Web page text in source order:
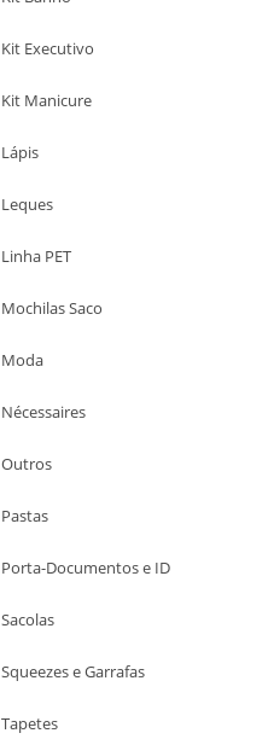
Kit Executivo
Kit Manicure
Lápis
Leques
Linha PET
Mochilas Saco
Moda
Nécessaires
Outros
Pastas
Porta-Documentos e ID
Sacolas
Squeezes e Garrafas
Tapetes